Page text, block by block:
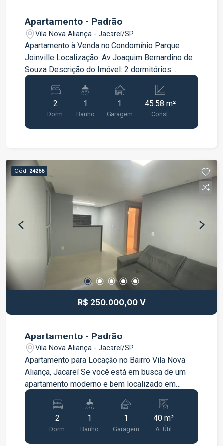
Apartamento - Padrão
Vila Nova Aliança - Jacareí/SP
Apartamento à Venda no Condomínio Parque
Joinville Localização: Av Joaquim Bernardino de
Souza Descrição do Imóvel: 2 dormitórios
Cozinha conjugada com a sala Banheiro Quintal
privado Áreas Comuns do Condomínio: Piscina
Área gourmet com churrasqueira Academia ao ar
2
Dorm.
1
Banho
1
Garagem
45.58 m²
Const.
Cód. 24266
R$ 250.000,00 V
Apartamento - Padrão
Vila Nova Aliança - Jacareí/SP
Apartamento para Locação no Bairro Vila Nova
Aliança, Jacareí Se você está em busca de um
apartamento moderno e bem localizado em
Jacareí, esta é a sua oportunidade! Situado no
bairro Vila Nova Aliança, este aconchegante
apartamento de 40 m² é ideal para casais,
pequenas famílias ou indivíduos que buscam
praticidade e conforto. Este apartamento oferece
2
Dorm.
1
Banho
1
Garagem
40 m²
A. Útil